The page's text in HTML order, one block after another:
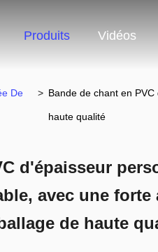
Produits Vidéos
De > Bande de chant en
haute qualité
d'épaisseur
avec une forte
de haute